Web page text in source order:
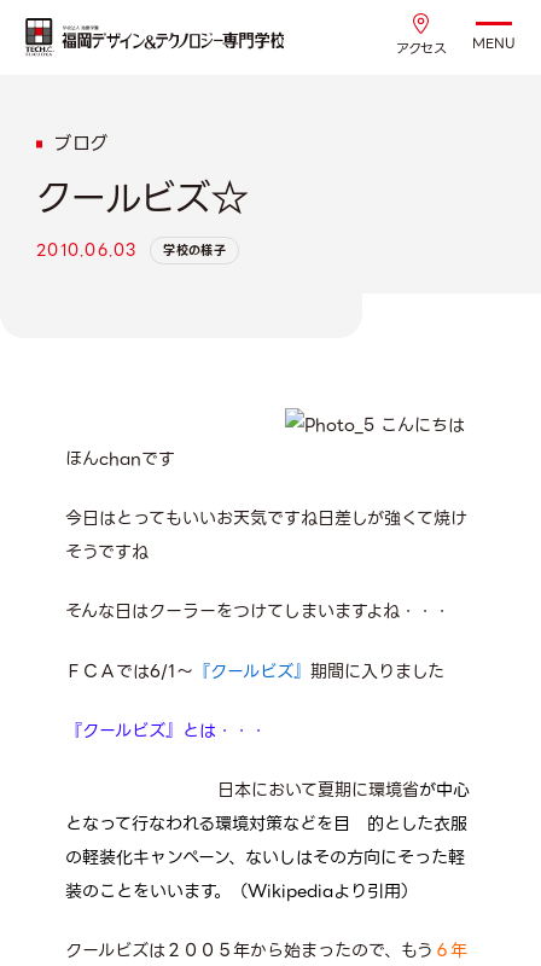
アクセス MENU
ブログ
クールビズ☆
2010.06.03 学校の様子
こんにちは
ほんchanです
今日はとってもいいお天気ですね日差しが強くて焼け
そうですね
そんな日はクーラーをつけてしまいますよね・・・
ＦＣＡでは6/1～ 『クールビズ』 期間に入りました
『クールビズ』とは・・・
日本において夏期に環境省が中心
となって行なわれる環境対策などを目 的とした衣服
の軽装化キャンペーン、ないしはその方向にそった軽
装のことをいいます。（Wikipediaより引用）
クールビズは２００５年から始まったので、もう ６年